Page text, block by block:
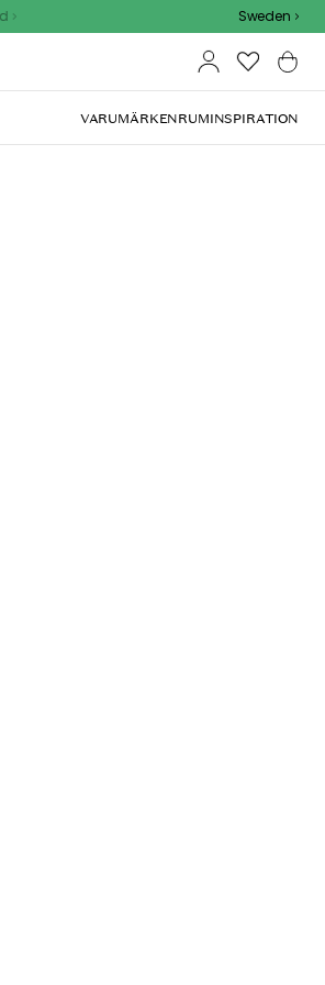
Sweden
VARUMÄRKENRUMINSPIRATION